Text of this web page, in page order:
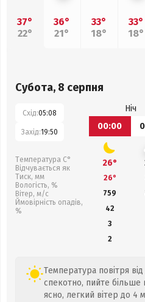
37°
22°
36°
21°
33°
18°
33°
18°
Субота, 8 серпня
Схід:05:08
Захід:19:50
Температура С°
Відчувається як
Тиск, мм
Вологість, %
Вітер, м/с
Ймовірність опадів,
%
Ніч
00:00
26°
26°
759
42
3
2
Температура повітря
спекотно, пийте
ясно, легкий вітер до 4